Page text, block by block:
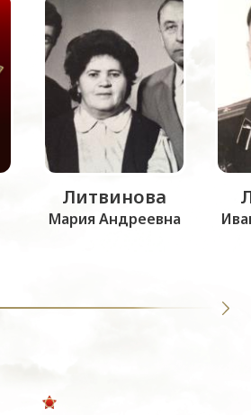
Литвинова
Мария Андреевна